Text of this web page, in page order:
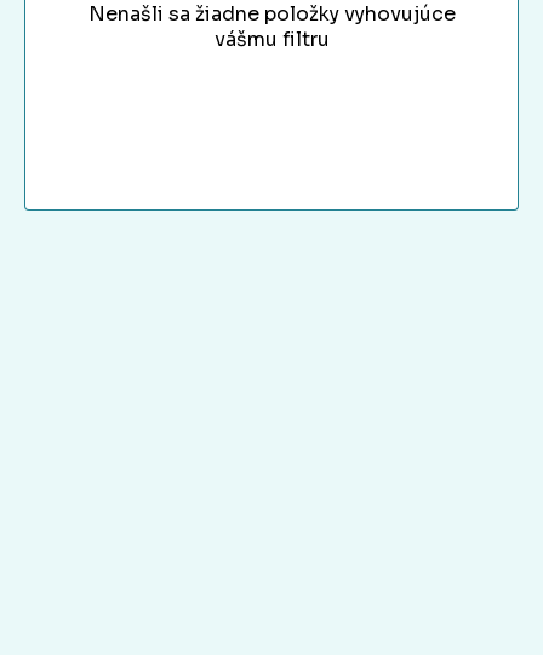
Nenašli sa žiadne položky vyhovujúce
vášmu filtru